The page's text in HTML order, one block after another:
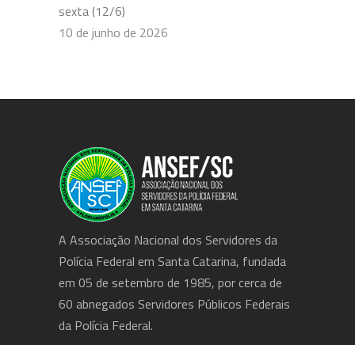
sexta (12/6)
10 de junho de 2026
A Associação Nacional dos Servidores da
Polícia Federal em Santa Catarina, fundada
em 05 de setembro de 1985, por cerca de
60 abnegados Servidores Públicos Federais
da Polícia Federal.